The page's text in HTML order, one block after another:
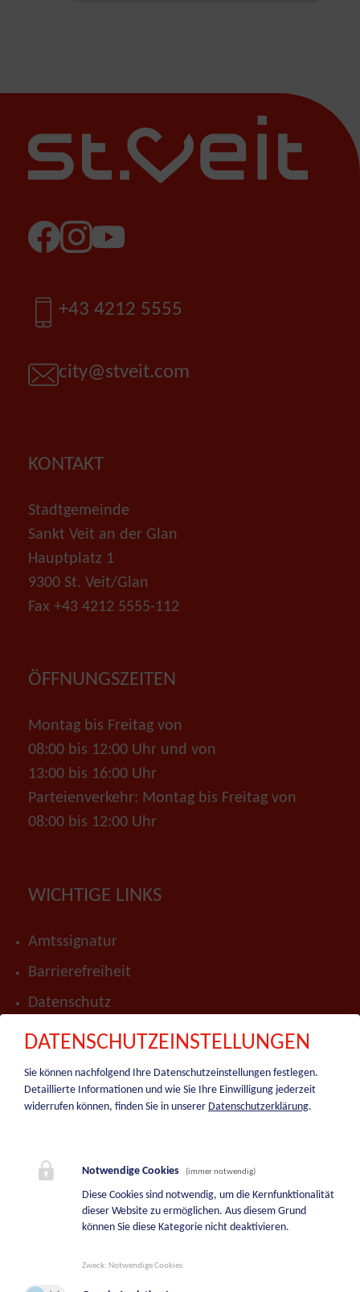
FacebookInstagramYouTube
Telefon
+43 4212 5555
E-Mail
city@stveit.com
KONTAKT
Stadtgemeinde
Sankt Veit an der Glan
Hauptplatz 1
9300 St. Veit/Glan
Fax +43 4212 5555-112
ÖFFNUNGSZEITEN
Montag bis Freitag von
08:00 bis 12:00 Uhr und von
13:00 bis 16:00 Uhr
Parteienverkehr: Montag bis Freitag von
08:00 bis 12:00 Uhr
WICHTIGE LINKS
Amtssignatur
Barrierefreiheit
Datenschutz
Impressum
Presse
Hinweisgeber-Portal
BEREITSCHAFTSDIENSTE
Bereitschaftsdienst Bauhof
+43 664 5244747
DATENSCHUTZEINSTELLUNGEN
Sie können nachfolgend Ihre Datenschutzeinstellungen festlegen.
Detaillierte Informationen und wie Sie Ihre Einwilligung jederzeit
widerrufen können, finden Sie in unserer Datenschutzerklärung.
Notwendige Cookies (immer notwendig)
Diese Cookies sind notwendig, um die Kernfunktionalität
dieser Website zu ermöglichen. Aus diesem Grund
können Sie diese Kategorie nicht deaktivieren.
Zweck: Notwendige Cookies